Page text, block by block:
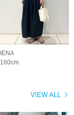
IENA
160cm
VIEW ALL